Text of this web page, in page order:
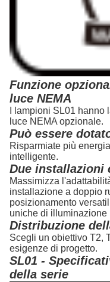
Funzione
luce NEMA
I lampioni SL01
luce NEMA opzionale.
Può essere
Risparmiate più
intelligente.
Due installazioni
Massimizza
installazione a doppio
posizionamento
uniche di illuminazione
Distribuzione
Scegli un obiettivo T2,
esigenze di progetto.
SL01 -
della serie